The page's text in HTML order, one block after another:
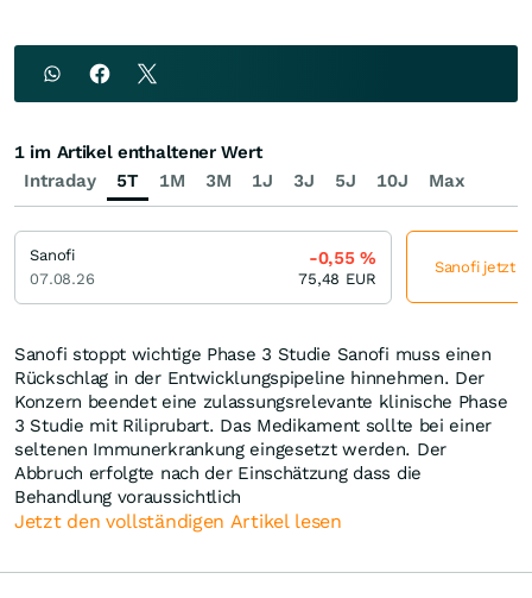
Sanofi stoppt wichtige Phase 3 Studie Sanofi muss einen
Rückschlag in der Entwicklungspipeline hinnehmen. Der
Konzern beendet eine zulassungsrelevante klinische Phase
3 Studie mit Riliprubart. Das Medikament sollte bei einer
seltenen Immunerkrankung eingesetzt werden. Der
Abbruch erfolgte nach der Einschätzung dass die
Behandlung voraussichtlich
Jetzt den vollständigen Artikel lesen
Intraday 5T 1M 3M 1J 3J 5J 10J Max
1 im Artikel enthaltener Wert
Sanofi
07.08.26
-0,55%
75,48 EUR
Sanofi jetzt